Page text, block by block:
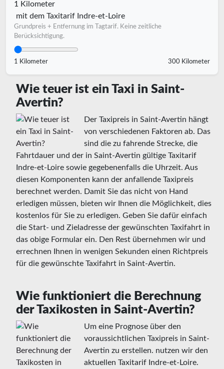
1 Kilometer
mit dem Taxitarif Indre-et-Loire
Grundpreis + Entfernung im Tagtarif. Keine zeitliche
Berücksichtigung.
1 Kilometer 300 Kilometer
Wie teuer ist ein Taxi in Saint-
Avertin?
Der Taxipreis in Saint-Avertin hängt
von verschiedenen Faktoren ab. Das
sind die zu fahrende Strecke, die
Fahrtdauer und der in Saint-Avertin gültige Taxitarif
Indre-et-Loire sowie gegebenenfalls die Uhrzeit. Aus
diesen Komponenten kann der anfallende Taxipreis
berechnet werden. Damit Sie das nicht von Hand
erledigen müssen, bieten wir Ihnen die Möglichkeit, dies
kostenlos für Sie zu erledigen. Geben Sie dafür einfach
die Start- und Zieladresse der gewünschten Taxifahrt in
das obige Formular ein. Den Rest übernehmen wir und
errechnen Ihnen in wenigen Sekunden einen Richtpreis
für die gewünschte Taxifahrt in Saint-Avertin.
Wie funktioniert die Berechnung
der Taxikosten in Saint-Avertin?
Um eine Prognose über den
voraussichtlichen Taxipreis in Saint-
Avertin zu erstellen. nutzen wir den
aktuellen Taxitarif Indre-et-Loire.